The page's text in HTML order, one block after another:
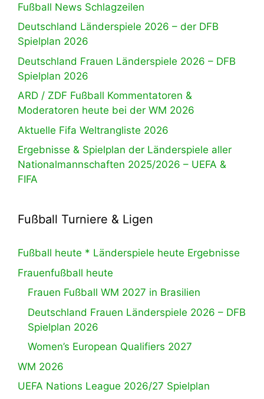
Fußball News Schlagzeilen
Deutschland Länderspiele 2026 – der DFB
Spielplan 2026
Deutschland Frauen Länderspiele 2026 – DFB
Spielplan 2026
ARD / ZDF Fußball Kommentatoren &
Moderatoren heute bei der WM 2026
Aktuelle Fifa Weltrangliste 2026
Ergebnisse & Spielplan der Länderspiele aller
Nationalmannschaften 2025/2026 – UEFA &
FIFA
Fußball Turniere & Ligen
Fußball heute * Länderspiele heute Ergebnisse
Frauenfußball heute
Frauen Fußball WM 2027 in Brasilien
Deutschland Frauen Länderspiele 2026 – DFB
Spielplan 2026
Women’s European Qualifiers 2027
WM 2026
UEFA Nations League 2026/27 Spielplan